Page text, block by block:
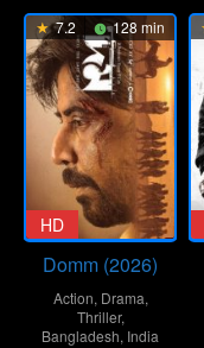
7.2 128 min
HD
Domm (2026)
Action, Drama,
Thriller,
Bangladesh, India